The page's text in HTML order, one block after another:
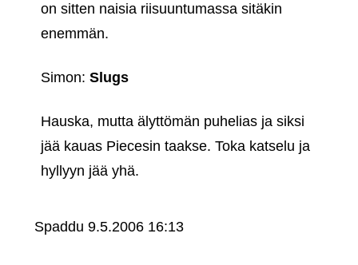
on sitten naisia riisuuntumassa sitäkin
enemmän.
Simon: Slugs
Hauska, mutta älyttömän puhelias ja siksi
jää kauas Piecesin taakse. Toka katselu ja
hyllyyn jää yhä.
Spaddu 9.5.2006 16:13